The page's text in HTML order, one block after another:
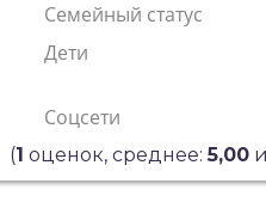
Семейный статус
Дети
Соцсети
(1 оценок, среднее:5,00